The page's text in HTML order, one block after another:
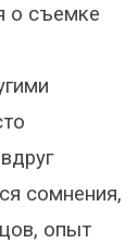
о съемке
сомнения,
опыт